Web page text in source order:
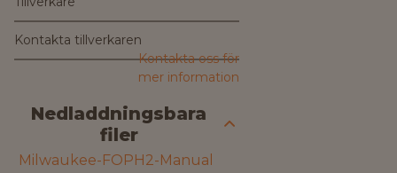
Kontakta tillverkaren
Kontakta oss för
mer information
Nedladdningsbara
filer
Milwaukee-FOPH2-Manual